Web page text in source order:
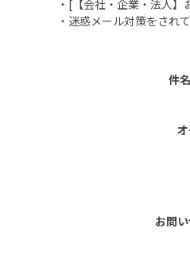
・[【会社・企業・法人
・迷惑メール対策をされ
件
お問